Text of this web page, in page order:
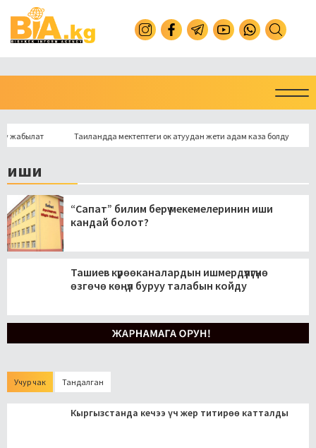
Таиландда мектептеги ок атуудан жети адам каза болду
иши
“Сапат” билим берүү мекемелеринин иши
кандай болот?
Ташиев күрөөканалардын ишмердүүлүгүнө
өзгөчө көңүл буруу талабын койду
Учур чак Тандалган
Кыргызстанда кечээ үч жер титирөө катталды